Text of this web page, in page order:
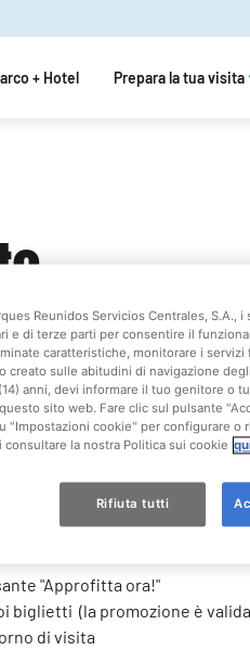
+ Hotel Prepara la tua visita
Mirabilandia a una tariffa
al 15 maggio, e vieni al Parco
"Approfitta ora!"
biglietti (la promozione è
di visita
Reunidos Servicios Centrales, S.A.,
e di terze parti per consentire il
caratteristiche, monitorare i servizi
creato sulle abitudini di navigazione
anni, devi informare il tuo genitore o
sito web. Fare clic sul pulsante
"Impostazioni cookie" per configurare o
la nostra Politica sui cookie
Rifiuta tutti